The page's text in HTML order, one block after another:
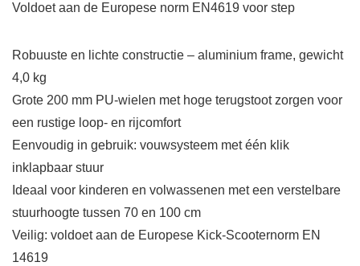
Voldoet aan de Europese norm EN4619 voor step
Robuuste en lichte constructie – aluminium frame, gewicht
4,0 kg
Grote 200 mm PU-wielen met hoge terugstoot zorgen voor
een rustige loop- en rijcomfort
Eenvoudig in gebruik: vouwsysteem met één klik
inklapbaar stuur
Ideaal voor kinderen en volwassenen met een verstelbare
stuurhoogte tussen 70 en 100 cm
Veilig: voldoet aan de Europese Kick-Scooternorm EN
14619